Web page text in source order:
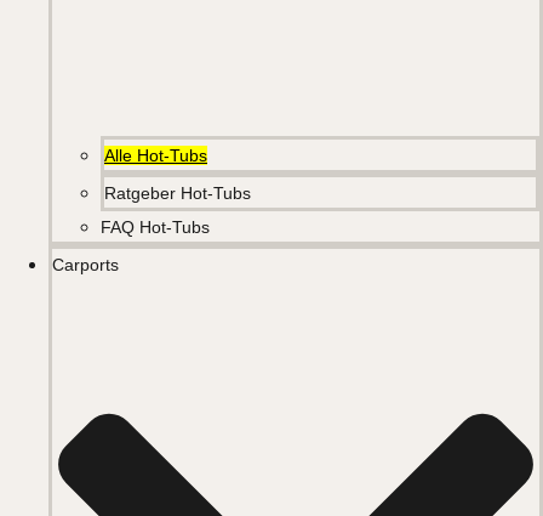
Alle Hot-Tubs
Ratgeber Hot-Tubs
FAQ Hot-Tubs
Carports